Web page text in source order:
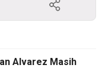
Alvarez Masih